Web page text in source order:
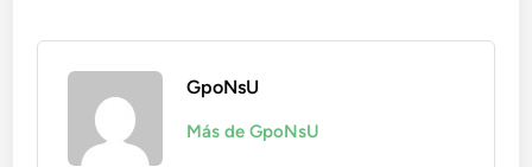
GpoNsU
Más de GpoNsU